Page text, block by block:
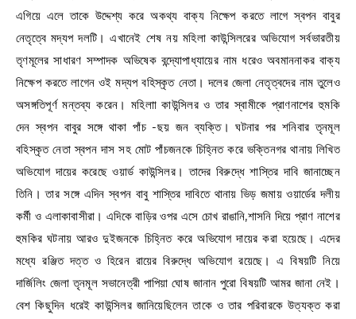
এগিয়ে এলে তাকে উদ্দেশ্য করে অকথ্য বাক্য নিক্ষেপ করতে লাগে স্বপন বাবুর
নেতৃত্বে মদ্যপ দলটি। এখানেই শেষ নয় মহিলা কাউন্সিলরের অভিযোগ সর্বভারতীয়
তৃণমূলের সাধারণ সম্পাদক অভিষেক বন্দ্যোপাধ্যায়ের নাম ধরেও অবমাননাকর বাক্য
নিক্ষেপ করতে লাগেন ওই মদ্যপ বহিস্কৃত নেতা। দলের জেলা নেতৃত্বদের নাম তুলেও
অসঙ্গতিপূর্ণ মন্তব্য করেন। মহিলাা কাউন্সিলর ও তার স্বামীকে প্রাণনাশের হুমকি
দেন স্বপন বাবুর সঙ্গে থাকা পাঁচ -ছয় জন ব্যক্তি। ঘটনার পর শনিবার তৃনমূল
বহিস্কৃত নেতা স্বপন দাস সহ মোট পাঁচজনকে চিহ্নিত করে ভক্তিনগর থানায় লিখিত
অভিযোগ দায়ের করেছে ওয়ার্ড কাউন্সিলর। তাদের বিরুদ্ধে শাস্তির দাবি জানাচ্ছেন
তিনি। তার সঙ্গে এদিন স্বপন বাবু শাস্তির দাবিতে থানায় ভিড় জমায় ওয়ার্ডের দলীয়
কর্মী ও এলাকাবাসীরা। এদিকে বাড়ির ওপর এসে চোখ রাঙানি,শাসনি দিয়ে প্রাণ নাশের
হুমকির ঘটনায় আরও দুইজনকে চিহ্নিত করে অভিযোগ দায়ের করা হয়েছে। এদের
মধ্যে রঞ্জিত দত্ত ও হিরেন রায়ের বিরুদ্ধে অভিযোগ রয়েছে। এ বিষয়টি নিয়ে
দার্জিলিং জেলা তৃনমূল সভানেত্রী পাপিয়া ঘোষ জানান পুরো বিষয়টি আমর জানা নেই।
বেশ কিছুদিন ধরেই কাউন্সিলর জানিয়েছিলেন তাকে ও তার পরিবারকে উত্যক্ত করা